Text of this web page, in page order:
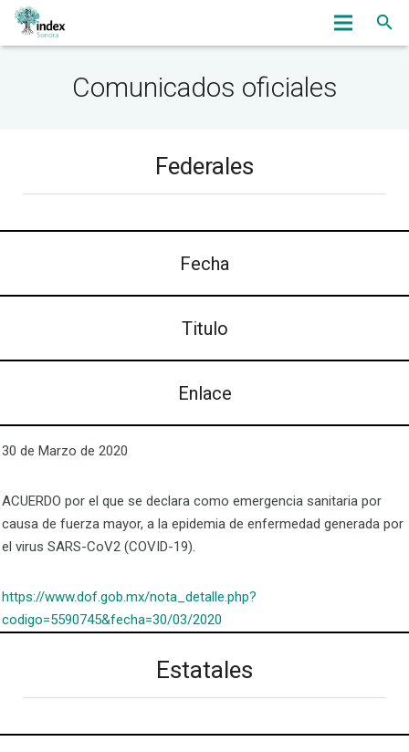
Noticias
Comunicados oficiales
Federales
Fecha
Titulo
Enlace
30 de Marzo de 2020
ACUERDO por el que se declara como emergencia sanitaria por
causa de fuerza mayor, a la epidemia de enfermedad generada por
el virus SARS-CoV2 (COVID-19).
https://www.dof.gob.mx/nota_detalle.php?
codigo=5590745&fecha=30/03/2020
Estatales